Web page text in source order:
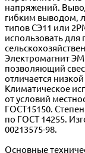
напряжений.
гибким выводом,
типов СЭ11 или
использовать
Электромагнит ЭМ
позволяющий
отличается
Климатическое
от условий
ГОСТ15150.
по ГОСТ 14255.
00213575-98.
Основные